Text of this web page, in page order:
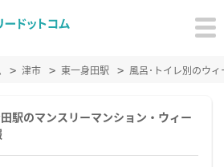
津市 東一身田駅 風呂･トイレ別のウ
駅のマンスリーマンション・ウィー